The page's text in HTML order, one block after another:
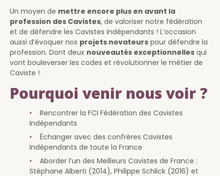
Un moyen de mettre encore plus en avant la
profession des Cavistes, de valoriser notre fédération
et de défendre les Cavistes Indépendants ! L’occasion
aussi d’évoquer nos projets novateurs pour défendre la
profession. Dont deux nouveautés exceptionnelles qui
vont bouleverser les codes et révolutionner le métier de
Caviste !
Pourquoi venir nous voir ?
Rencontrer la FCI Fédération des Cavistes
Indépendants
Échanger avec des confrères Cavistes
Indépendants de toute la France
Aborder l’un des Meilleurs Cavistes de France :
Stéphane Alberti (2014), Philippe Schlick (2016) et